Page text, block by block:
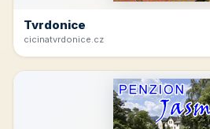
Tvrdonice
cicinatvrdonice.cz